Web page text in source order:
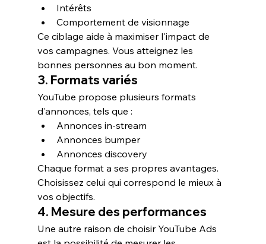
Intérêts
Comportement de visionnage
Ce ciblage aide à maximiser l'impact de
vos campagnes. Vous atteignez les
bonnes personnes au bon moment.
3. Formats variés
YouTube propose plusieurs formats
d'annonces, tels que :
Annonces in-stream
Annonces bumper
Annonces discovery
Chaque format a ses propres avantages.
Choisissez celui qui correspond le mieux à
vos objectifs.
4. Mesure des performances
Une autre raison de choisir YouTube Ads